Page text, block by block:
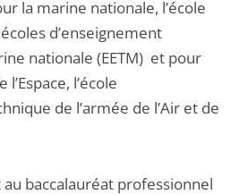
la marine nationale, l’école
d’enseignement
nationale (EETM) et pour
l’Espace, l’école
de l’armée de l’Air et de
baccalauréat professionnel